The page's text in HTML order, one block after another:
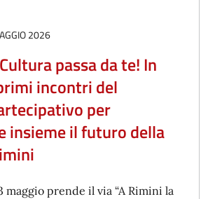
2026
passa da te! In
incontri del
per
insieme il futuro della
maggio prende il via “A Rimini la